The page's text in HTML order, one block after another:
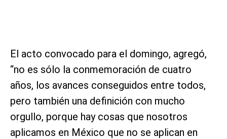
El acto convocado para el domingo, agregó,
“no es sólo la conmemoración de cuatro
años, los avances conseguidos entre todos,
pero también una definición con mucho
orgullo, porque hay cosas que nosotros
aplicamos en México que no se aplican en